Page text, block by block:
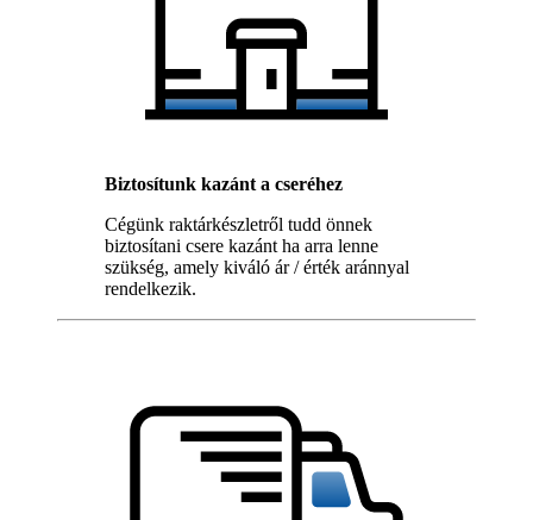
Biztosítunk kazánt a cseréhez
Cégünk raktárkészletről tudd önnek
biztosítani csere kazánt ha arra lenne
szükség, amely kiváló ár / érték aránnyal
rendelkezik.